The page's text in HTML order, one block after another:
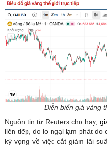
Diễn biến giá vàng
Nguồn tin từ Reuters cho hay,
liên tiếp, do lo ngại lạm phát do
kỳ vọng về việc cắt giảm lãi